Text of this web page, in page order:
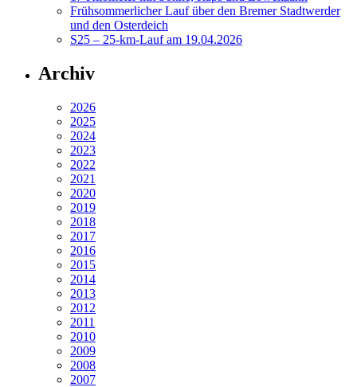
Frühsommerlicher Lauf über den Bremer Stadtwerder
und den Osterdeich
S25 – 25-km-Lauf am 19.04.2026
Archiv
2026
2025
2024
2023
2022
2021
2020
2019
2018
2017
2016
2015
2014
2013
2012
2011
2010
2009
2008
2007